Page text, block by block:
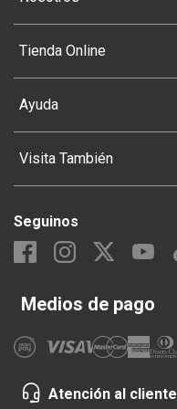
Tienda Online
Ayuda
Visita También
Seguinos
Medios de pago
Atención al cliente